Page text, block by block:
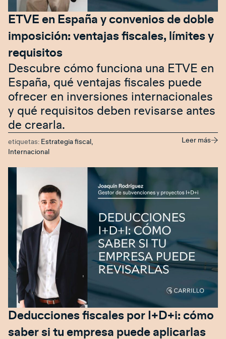
ETVE en España y convenios de doble
imposición: ventajas fiscales, límites y
requisitos
Descubre cómo funciona una ETVE en
España, qué ventajas fiscales puede
ofrecer en inversiones internacionales
y qué requisitos deben revisarse antes
de crearla.
etiquetas: Estrategia fiscal ,
Internacional
Leer más
Deducciones fiscales por I+D+i: cómo
saber si tu empresa puede aplicarlas